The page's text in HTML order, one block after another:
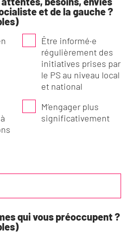
et de la gauche ?
Être informé·e
régulièrement des
initiatives prises par
le PS au niveau local
et national
M’engager plus
significativement
qui vous préoccupent ?